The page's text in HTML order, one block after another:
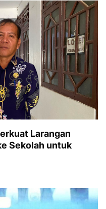
Larangan
Sekolah untuk